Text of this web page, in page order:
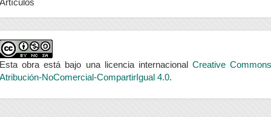
Artículos
Esta obra está bajo una licencia internacional Creative Commons
Atribución-NoComercial-CompartirIgual 4.0.